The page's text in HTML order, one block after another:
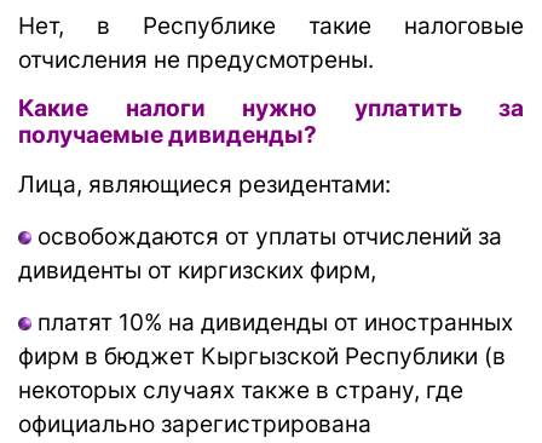
Нет, в Республике такие налоговые
отчисления не предусмотрены.
Какие налоги нужно уплатить за
получаемые дивиденды?
Лица, являющиеся резидентами:
освобождаются от уплаты отчислений за
дивиденты от киргизских фирм,
платят 10% на дивиденды от иностранных
фирм в бюджет Кыргызской Республики (в
некоторых случаях также в страну, где
официально зарегистрирована